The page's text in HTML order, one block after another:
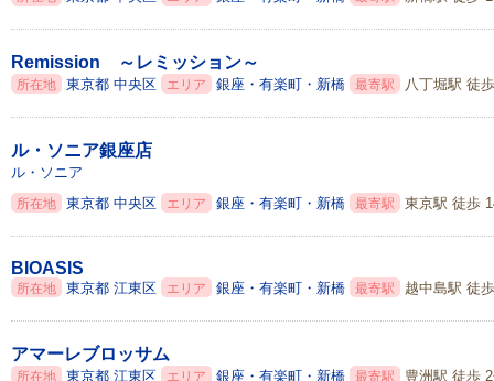
Remission ～レミッション～
所在地 東京都 中央区 エリア 銀座・有楽町・新橋 最寄駅 八丁堀駅 徒
ル・ソニア銀座店
ル・ソニア
所在地 東京都 中央区 エリア 銀座・有楽町・新橋 最寄駅 東京駅 徒歩
BIOASIS
所在地 東京都 江東区 エリア 銀座・有楽町・新橋 最寄駅 越中島駅 徒
アマーレブロッサム
所在地 東京都 江東区 エリア 銀座・有楽町・新橋 最寄駅 豊洲駅 徒歩